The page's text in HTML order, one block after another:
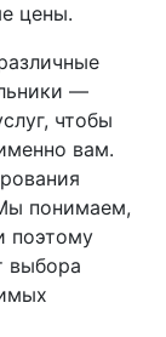
цены.
—
чтобы
вам.
понимаем,
поэтому
выбора